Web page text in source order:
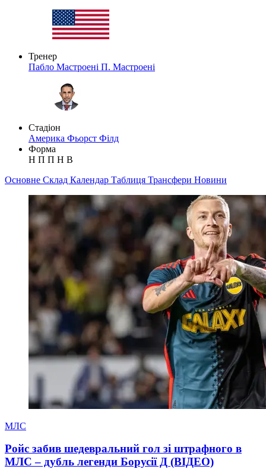
Тренер
Пабло Мастроені П. Мастроені
Стадіон
Америка Фьорст Філд
Форма
Н П П Н В
Основне Склад Календар Таблиця Трансфери Новини
МЛС
Ройс забив шедевральний гол зі штрафного в
МЛС – дубль легенди Борусії Д (ВІДЕО)